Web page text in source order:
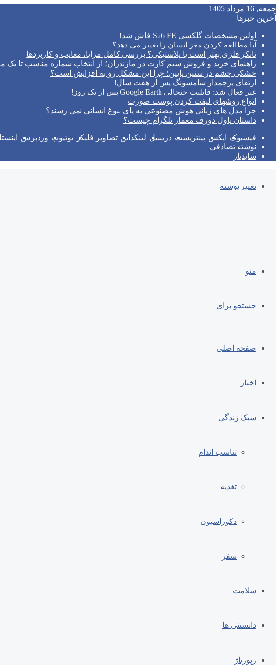
جمعه, 16 مرداد 1405
آخرین خبرها
اولین مشخصات گلکسی S26 FE فاش شد!
آیا مطالعه کردن مغز انسان را تغییر می‌ دهد؟
تانکر فلزی بهتر است یا پلاستیکی؟ بررسی کامل مزایا، معایب و کاربردها
راهنمای خرید و فروش سیم کارت در مازندران؛ از انتخاب شماره مناسب تا یک
خشکی چشم در سنین پایین؛ چرا این مشکل رو به افزایش است؟
ارتقای پرچمدار سامسونگ پس از هفت سال!
غیر فعال شد: قابلیت جنجالی Google Earth پس از یک روز!
انواع روشهای لیفت کردن پوست صورت
چرا مدل‌ های زبانی هوش مصنوعی به پای نبوغ انسانی نمی‌ رسند؟
داستان پاول دورف معمار تلگرام چیست؟
فیسبوک ایکس پینتریست دریبببل لینکداین تصاویر فلیکر یوتیوب وردپرس
نوشته تصادفی
سایدبار
تغییر پوسته
منو
جستجو برای
صفحه اصلی
اخبار
سبک زندگی
تناسب اندام
تغذیه
دکوراسیون
سفر
سلامت
دانستنی ها
رپورتاژ